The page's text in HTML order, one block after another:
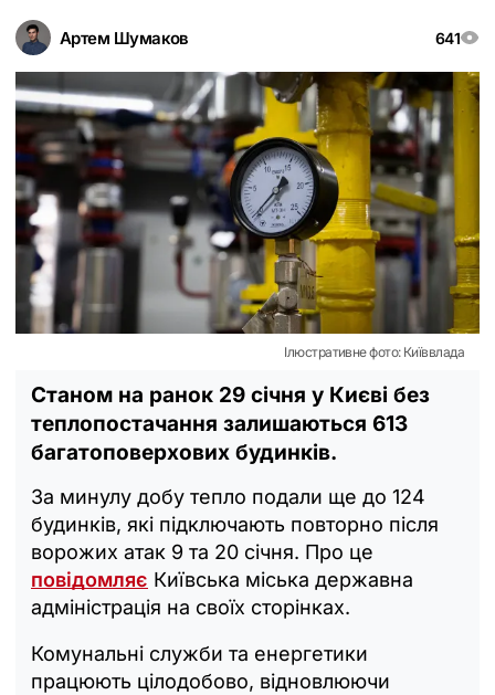
Артем Шумаков 641
Ілюстративне фото: Київвлада
Станом на ранок 29 січня у Києві без
теплопостачання залишаються 613
багатоповерхових будинків.
За минулу добу тепло подали ще до 124
будинків, які підключають повторно після
ворожих атак 9 та 20 січня. Про це
повідомляє Київська міська державна
адміністрація на своїх сторінках.
Комунальні служби та енергетики
працюють цілодобово, відновлюючи